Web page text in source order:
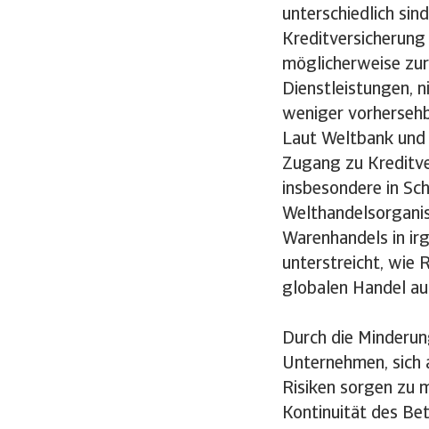
unterschiedlich
möglicherweise
Dienstleistungen,
weniger
Laut Weltbank
Zugang zu
insbesondere in
Warenhandels in
unterstreicht, wie
globalen Handel
Durch die
Unternehmen,
Risiken sorgen zu
Kontinuität des